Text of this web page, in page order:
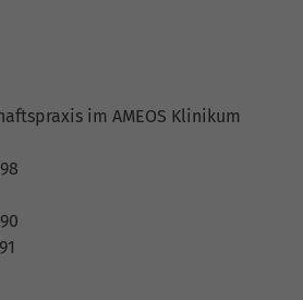
im AMEOS Klinikum